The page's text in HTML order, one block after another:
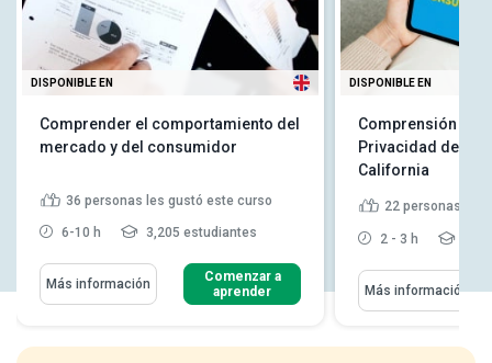
DISPONIBLE EN
Comprender el comportamiento del
mercado y del consumidor
36 personas les gustó este curso
6-10 h 3,205 estudiantes
Más información
Comenzar a
aprender
DISPONIBLE EN
Comprensión de
Privacidad del
California
22 personas les
2 - 3 h
Más información